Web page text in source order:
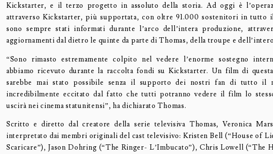
Kickstarter, e il terzo progetto in assoluto della storia. Ad oggi è
attraverso Kickstarter, più supportata, con oltre 91.000 sostenitori in tutto
sono sempre stati informati durante l’arco dell’intera produzione,
aggiornamenti dal dietro le quinte da parte di Thomas, della troupe e
“Sono rimasto estremamente colpito nel vedere l’enorme sostegno
abbiamo ricevuto durante la raccolta fondi su Kickstarter. Un film di
sarebbe mai stato possibile senza il supporto dei nostri fan di tutto il
incredibilmente eccitato dal fatto che tutti potranno vedere il film lo
uscirà nei cinema statunitensi”, ha dichiarato Thomas.
Scritto e diretto dal creatore della serie televisiva Thomas, Veronica
interpretato dai membri originali del cast televisivo: Kristen Bell (“House of
Scaricare”), Jason Dohring (“The Ringer- L’Imbucato”), Chris Lowell (“The